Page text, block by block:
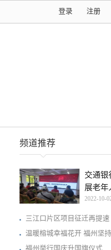
注册
登录
频道推荐
交通银
展老年
知
2022-10-
三江口片区项目征迁再提速
温暖榕城幸福花开 福州坚
福州举行国庆升国旗仪式